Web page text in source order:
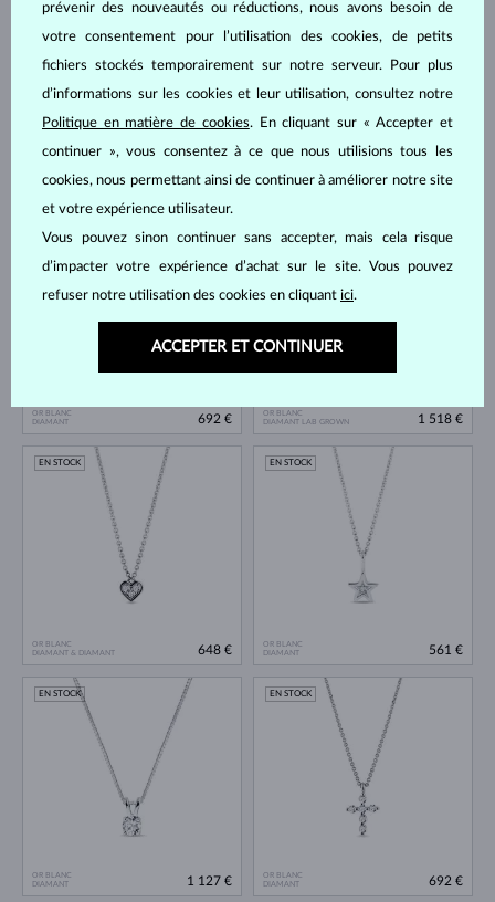
OR BLANC
692 €
OR BLANC
553 €
OR BLANC
DIAMANT
EN STOCK
692 €
OR BLANC
DIAMANT LAB GROWN
1 518 €
OR BLANC
DIAMANT & DIAMANT
EN STOCK
648 €
OR BLANC
DIAMANT
EN STOCK
561 €
OR BLANC
DIAMANT
EN STOCK
1 127 €
OR BLANC
DIAMANT
EN STOCK
692 €
prévenir des nouveautés ou réductions, nous avons besoin de
votre consentement pour l’utilisation des cookies, de petits
fichiers stockés temporairement sur notre serveur. Pour plus
d’informations sur les cookies et leur utilisation, consultez notre
Politique en matière de cookies. En cliquant sur « Accepter et
continuer », vous consentez à ce que nous utilisions tous les
cookies, nous permettant ainsi de continuer à améliorer notre site
et votre expérience utilisateur.
Vous pouvez sinon continuer sans accepter, mais cela risque
d’impacter votre expérience d’achat sur le site. Vous pouvez
refuser notre utilisation des cookies en cliquant ici.
ACCEPTER ET CONTINUER